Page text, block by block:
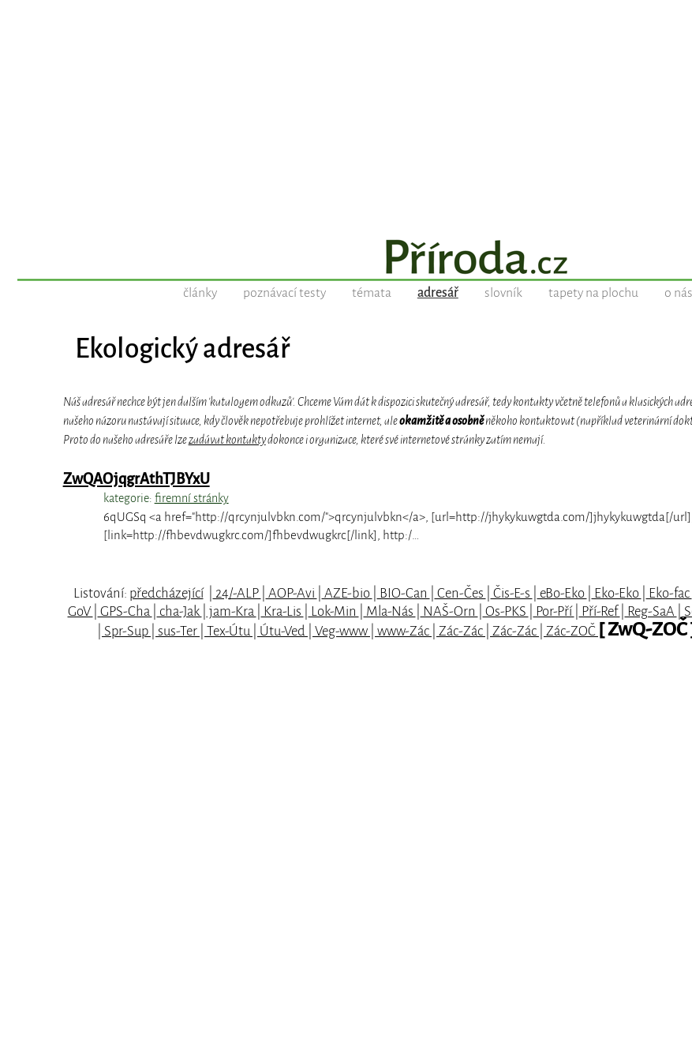
články poznávací testy témata adresář slovník tapety na plochu o nás
Ekologický adresář
Náš adresář nechce být jen dalším 'katalogem odkazů'. Chceme Vám dát k dispozici skutečný adresář, tedy kontakty včetně telefonů a klasických
našeho názoru nastávají situace, kdy člověk nepotřebuje prohlížet internet, aleokamžitě a osobněněkoho kontaktovat (například veterinární
Proto do našeho adresáře lzezadávat kontaktydokonce i organizace, které své internetové stránky zatím nemají.
ZwQAOjqgrAthTJBYxU
kategorie: firemní stránky
6qUGSq <a href="http://qrcynjulvbkn.com/">qrcynjulvbkn</a>, [url=http://jhykykuwgtda.com/]jhykykuwgtda[/url],
[link=http://fhbevdwugkrc.com/]fhbevdwugkrc[/link], http:/…
Listování: předcházející| 24/-ALP AOP-Avi AZE-bio BIO-Can Cen-Čes Čis-E-s eBo-Eko Eko-Eko Eko-fac
GoV
GPS-Cha cha-Jak jam-Kra Kra-Lis Lok-Min Mla-Nás NAŠ-Orn Os-PKS Por-Pří Pří-Ref Reg-SaA
Spr-Sup sus-Ter Tex-Útu Útu-Ved Veg-www www-Zác Zác-Zác Zác-Zác Zác-ZOČ [ ZwQ-ZOČ